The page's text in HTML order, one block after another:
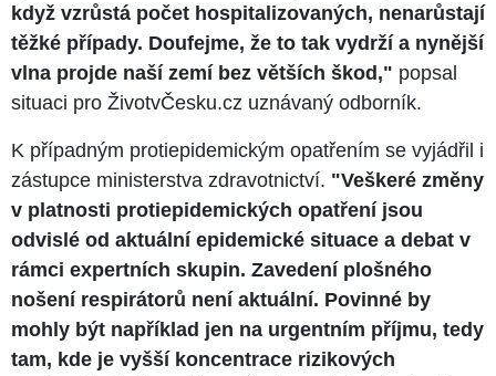
když vzrůstá počet hospitalizovaných, nenarůstají
těžké případy. Doufejme, že to tak vydrží a nynější
vlna projde naší zemí bez větších škod," popsal
situaci pro ŽivotvČesku.cz uznávaný odborník.
K případným protiepidemickým opatřením se vyjádřil i
zástupce ministerstva zdravotnictví. "Veškeré změny
v platnosti protiepidemických opatření jsou
odvislé od aktuální epidemické situace a debat v
rámci expertních skupin. Zavedení plošného
nošení respirátorů není aktuální. Povinné by
mohly být například jen na urgentním příjmu, tedy
tam, kde je vyšší koncentrace rizikových